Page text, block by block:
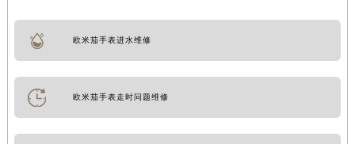
欧米茄手表进水维修
欧米茄手表走时问题维修